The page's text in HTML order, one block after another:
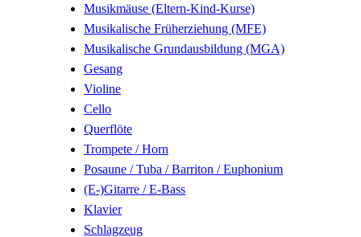
Musikmäuse (Eltern-Kind-Kurse)
Musikalische Früherziehung (MFE)
Musikalische Grundausbildung (MGA)
Gesang
Violine
Cello
Querflöte
Trompete / Horn
Posaune / Tuba / Barriton / Euphonium
(E-)Gitarre / E-Bass
Klavier
Schlagzeug